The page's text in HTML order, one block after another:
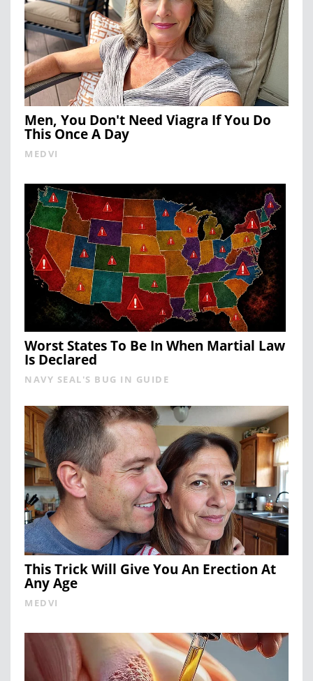
Men, You Don't Need Viagra If You Do
This Once A Day
MEDVI
Worst States To Be In When Martial Law
Is Declared
NAVY SEAL'S BUG IN GUIDE
This Trick Will Give You An Erection At
Any Age
MEDVI